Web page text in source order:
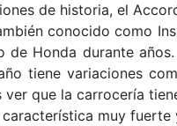
de historia, el
conocido como
Honda durante
tiene variaciones
que la carrocería
muy